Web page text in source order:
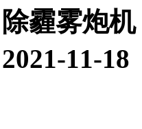
除霾雾炮机
2021-11-18